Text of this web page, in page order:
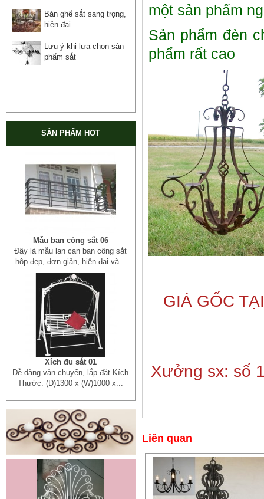
Bàn ghế sắt sang trọng,
hiện đại
Lưu ý khi lựa chọn sản
phẩm sắt
SẢN PHẨM HOT
Mẫu ban công sắt 06
Đây là mẫu lan can ban công sắt
hộp đẹp, đơn giản, hiện đại và...
Xích đu sắt 01
Dễ dàng vận chuyển, lắp đặt Kích
Thước: (D)1300 x (W)1000 x...
Mẫu giường sắt đẹp _ 51
Giường sắt đẹp phong cách hiện
một sản phẩm
Sản phẩm đèn
phẩm rất cao
GIÁ GỐC
Xưởng sx: số
Liên quan